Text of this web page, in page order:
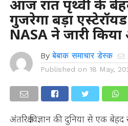
आज रात पृथ्वी के
गुजरेगा बड़ा एस्टेरॉयड
NASA ने जारी किया
By बेबाक समाचार डेस्क
Published on 18 May,
अंतरिक्ष विज्ञान की दुनिया से एक